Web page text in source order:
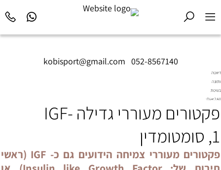
kobisport@gmail.com 052-8567140
דיאטה
ותזונה
בשיטת
Diet2All:
שמאחורי
המושלם.
פקטורים מעוררי גדילה IGF-
1, סומטומדין
פקטורים מעוררי צמיחה הידועים גם כ- IGF (ראשי